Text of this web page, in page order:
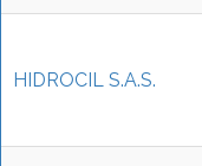
HIDROCIL S.A.S.